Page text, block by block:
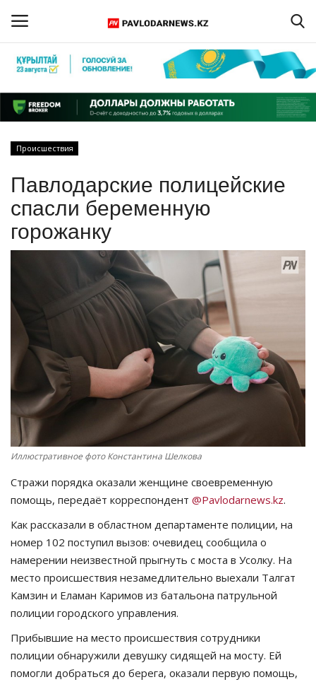
Регистрация
Главная
ПАВЛОДАРСКАЯ ОБЛАСТЬ
КАЗАХСТАН
СПЕЦПРОЕКТЫ
СПОРТ
Чек-лист
РАЗВЛЕЧЕНИЯ
OFFICIAL
Курултай
Язык
Қазақша Русский
Происшествия
Павлодарские полицейские
спасли беременную
горожанку
Иллюстративное фото Константина Шелкова
Стражи порядка оказали женщине своевременную
помощь, передаёт корреспондент @Pavlodarnews.kz.
Как рассказали в областном департаменте полиции, на
номер 102 поступил вызов: очевидец сообщила о
намерении неизвестной прыгнуть с моста в Усолку. На
место происшествия незамедлительно выехали Талгат
Камзин и Еламан Каримов из батальона патрульной
полиции городского управления.
Прибывшие на место происшествия сотрудники
полиции обнаружили девушку сидящей на мосту. Ей
помогли добраться до берега, оказали первую помощь,